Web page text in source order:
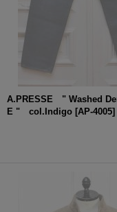
A.PRESSE " Washed
E " col.Indigo [AP-4005]